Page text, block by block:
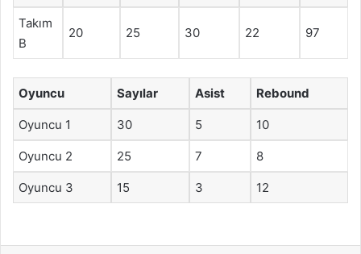
Takım
B
20 25 30 22 97
Oyuncu Sayılar Asist Rebound
Oyuncu 1 30 5 10
Oyuncu 2 25 7 8
Oyuncu 3 15 3 12